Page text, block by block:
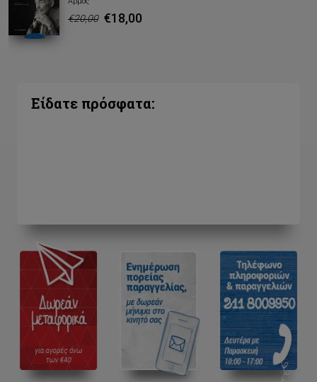
€20,00 €18,00
Είδατε πρόσφατα: